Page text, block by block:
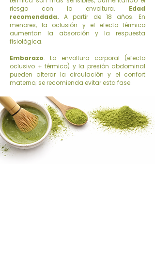
riesgo con la envoltura. Edad
recomendada. A partir de 18 años. En
menores, la oclusión y el efecto térmico
aumentan la absorción y la respuesta
fisiológica.
Embarazo. La envoltura corporal (efecto
oclusivo + térmico) y la presión abdominal
pueden alterar la circulación y el confort
materno; se recomienda evitar esta fase.